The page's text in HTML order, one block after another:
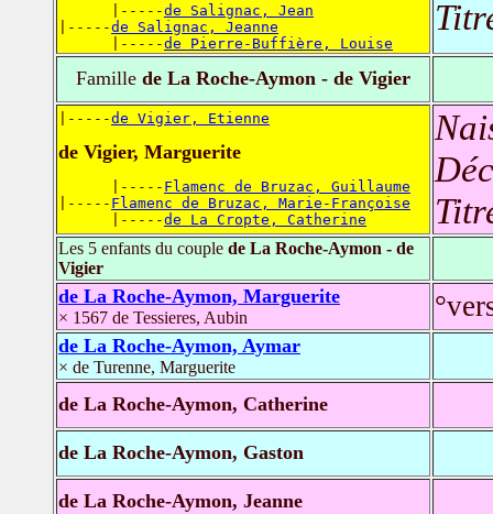
      |-----
de Salignac, Jean
|-----de Salignac, Jeanne
      |-----
de Pierre-Buffière, Louise
Famille de La Roche-Aymon - de Vigier
|-----de Vigier, Etienne
de Vigier, Marguerite
      |-----
Flamenc de Bruzac, Guillaume
|----- Flamenc de Bruzac, Marie-Françoise
      |-----
de La Cropte, Catherine
Les 5 enfants du couple de La Roche-Aymon - de
Vigier
de La Roche-Aymon, Marguerite
× 1567 de Tessieres, Aubin
de La Roche-Aymon, Aymar
× de Turenne, Marguerite
de La Roche-Aymon, Catherine
de La Roche-Aymon, Gaston
de La Roche-Aymon, Jeanne